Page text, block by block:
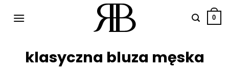
0
klasyczna bluza męska